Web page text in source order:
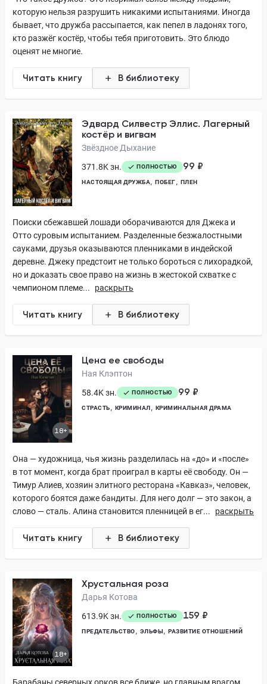
которую нельзя разрушить никакими испытаниями. Иногда
бывает, что дружба рассыпается, как пепел в ладонях того,
кто разжёг костёр, чтобы тебя приготовить. Это блюдо
оценят не многие.
Читать книгу В библиотеку
Эдвард Силвестр Эллис. Лагерный
костёр и вигвам
Звёздное Дыхание
371.8K зн.
ПОЛНОСТЬЮ 99 ₽
НАСТОЯЩАЯ ДРУЖБА ПОБЕГ ПЛЕН
Поиски сбежавшей лошади оборачиваются для Джека и
Отто суровым испытанием. Разделенные безжалостными
сауками, друзья оказываются пленниками в индейской
деревне. Джеку предстоит не только бороться с лихорадкой,
но и доказать свое право на жизнь в жестокой схватке с
чемпионом племе...
раскрыть
Читать книгу В библиотеку
18+
Цена ее свободы
Ная Клэптон
58.4K зн.
ПОЛНОСТЬЮ 99 ₽
СТРАСТЬ КРИМИНАЛ КРИМИНАЛЬНАЯ ДРАМА
Она — художница, чья жизнь разделилась на «до» и «после»
в тот момент, когда брат проиграл в карты её свободу. Он —
Тимур Алиев, хозяин элитного ресторана «Кавказ», человек,
которого боятся даже бандиты. Для него долг — это закон, а
слово — сталь. Алина становится пленницей в ег...
раскрыть
Читать книгу В библиотеку
18+
Хрустальная роза
Дарья Котова
613.9K зн.
ПОЛНОСТЬЮ 159 ₽
ПРЕДАТЕЛЬСТВО ЭЛЬФЫ РАЗВИТИЕ ОТНОШЕНИЙ